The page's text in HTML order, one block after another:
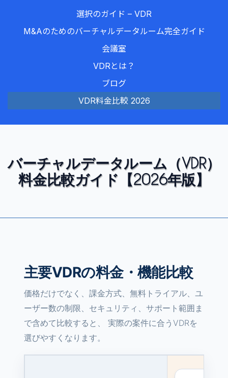
選択のガイド – VDR
M&Aのためのバーチャルデータルーム完全ガイド
会議室
VDRとは？
ブログ
VDR料金比較 2026
バーチャルデータルーム（VDR）
料金比較ガイド【2026年版】
主要VDRの料金・機能比較
価格だけでなく、課金方式、無料トライアル、ユ
ーザー数の制限、セキュリティ、サポート範囲ま
で含めて比較すると、 実際の案件に合うVDRを
選びやすくなります。